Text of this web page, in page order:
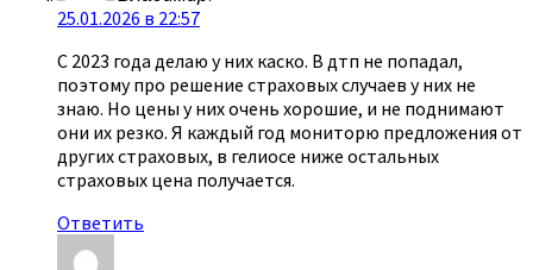
25.01.2026 в 22:57
С 2023 года делаю у них каско. В дтп не попадал,
поэтому про решение страховых случаев у них не
знаю. Но цены у них очень хорошие, и не поднимают
они их резко. Я каждый год мониторю предложения от
других страховых, в гелиосе ниже остальных
страховых цена получается.
Ответить